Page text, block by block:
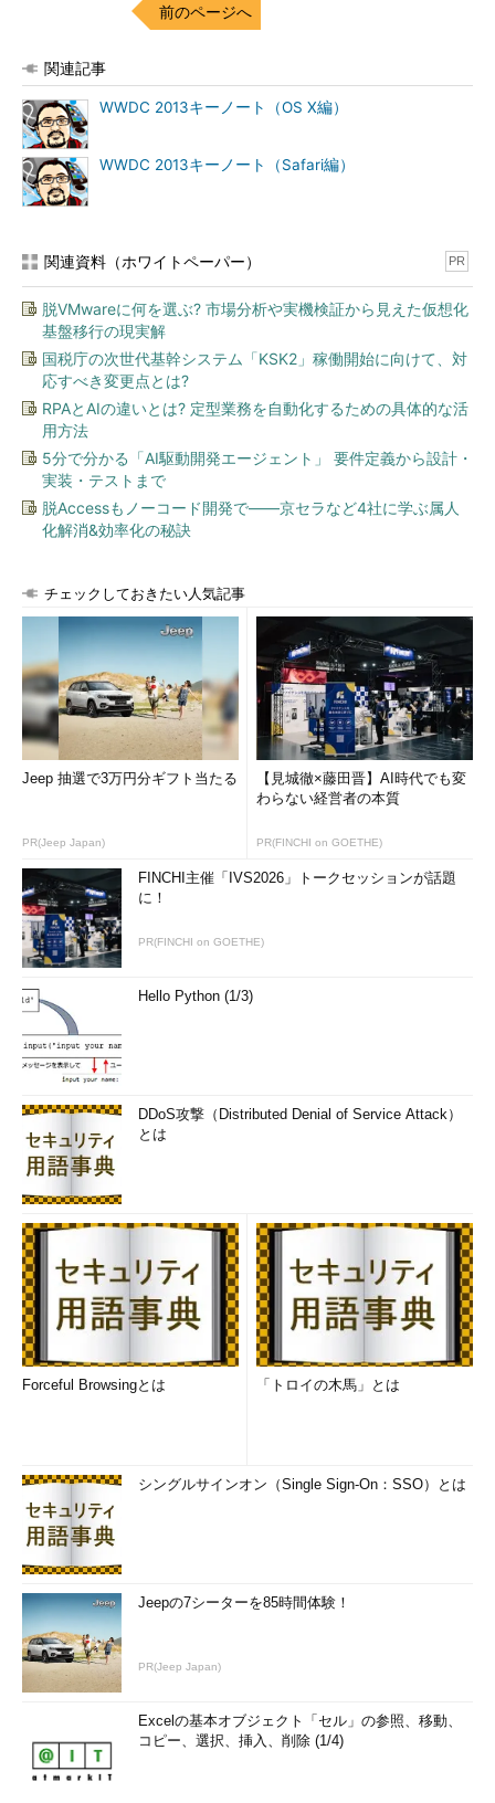
前のページへ
関連記事
WWDC 2013キーノート（OS X編）
WWDC 2013キーノート（Safari編）
関連資料（ホワイトペーパー） PR
脱VMwareに何を選ぶ? 市場分析や実機検証から見えた仮想化
基盤移行の現実解
国税庁の次世代基幹システム「KSK2」稼働開始に向けて、対
応すべき変更点とは?
RPAとAIの違いとは? 定型業務を自動化するための具体的な活
用方法
5分で分かる「AI駆動開発エージェント」 要件定義から設計・
実装・テストまで
脱Accessもノーコード開発で――京セラなど4社に学ぶ属人
化解消&効率化の秘訣
チェックしておきたい人気記事
Jeep 抽選で3万円分ギフト当たる
PR(Jeep Japan)
【見城徹×藤田晋】AI時代でも変
わらない経営者の本質
PR(FINCHI on GOETHE)
FINCHI主催「IVS2026」トークセッションが話題
に！
PR(FINCHI on GOETHE)
Hello Python (1/3)
DDoS攻撃（Distributed Denial of Service Attack）
とは
Forceful Browsingとは 「トロイの木馬」とは
シングルサインオン（Single Sign-On：SSO）とは
Jeepの7シーターを85時間体験！
PR(Jeep Japan)
Excelの基本オブジェクト「セル」の参照、移動、
コピー、選択、挿入、削除 (1/4)